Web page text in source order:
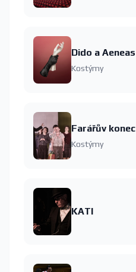
Dido a Aeneas
Kostýmy
Farářův konec
Kostýmy
KATI